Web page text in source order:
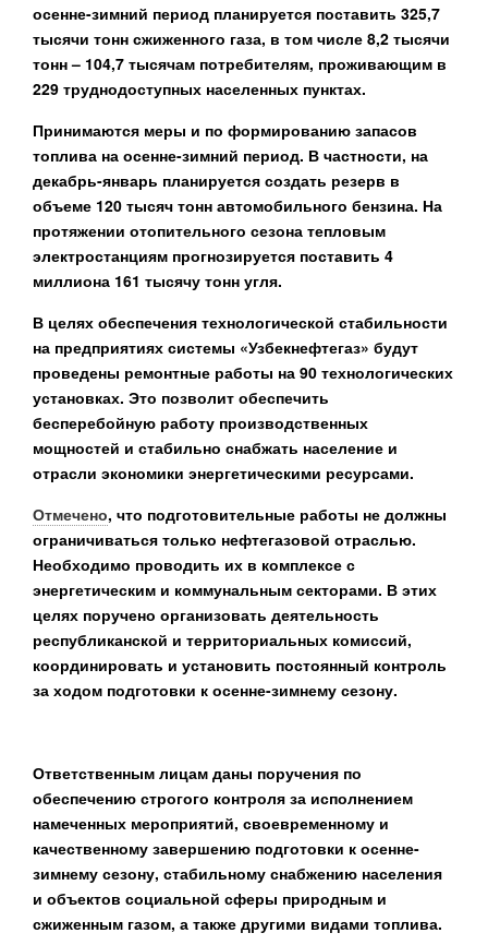
осенне-зимний период планируется поставить 325,7
тысячи тонн сжиженного газа, в том числе 8,2 тысячи
тонн – 104,7 тысячам потребителям, проживающим в
229 труднодоступных населенных пунктах.
Принимаются меры и по формированию запасов
топлива на осенне-зимний период. В частности, на
декабрь-январь планируется создать резерв в
объеме 120 тысяч тонн автомобильного бензина. На
протяжении отопительного сезона тепловым
электростанциям прогнозируется поставить 4
миллиона 161 тысячу тонн угля.
В целях обеспечения технологической стабильности
на предприятиях системы «Узбекнефтегаз» будут
проведены ремонтные работы на 90 технологических
установках. Это позволит обеспечить
бесперебойную работу производственных
мощностей и стабильно снабжать население и
отрасли экономики энергетическими ресурсами.
Отмечено, что подготовительные работы не должны
ограничиваться только нефтегазовой отраслью.
Необходимо проводить их в комплексе с
энергетическим и коммунальным секторами. В этих
целях поручено организовать деятельность
республиканской и территориальных комиссий,
координировать и установить постоянный контроль
за ходом подготовки к осенне-зимнему сезону.
Ответственным лицам даны поручения по
обеспечению строгого контроля за исполнением
намеченных мероприятий, своевременному и
качественному завершению подготовки к осенне-
зимнему сезону, стабильному снабжению населения
и объектов социальной сферы природным и
сжиженным газом, а также другими видами топлива.